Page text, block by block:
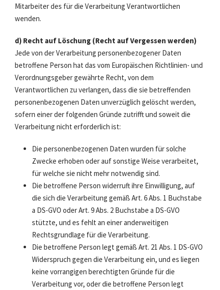
Mitarbeiter des für die Verarbeitung Verantwortlichen
wenden.
d) Recht auf Löschung (Recht auf Vergessen werden)
Jede von der Verarbeitung personenbezogener Daten
betroffene Person hat das vom Europäischen Richtlinien- und
Verordnungsgeber gewährte Recht, von dem
Verantwortlichen zu verlangen, dass die sie betreffenden
personenbezogenen Daten unverzüglich gelöscht werden,
sofern einer der folgenden Gründe zutrifft und soweit die
Verarbeitung nicht erforderlich ist:
Die personenbezogenen Daten wurden für solche
Zwecke erhoben oder auf sonstige Weise verarbeitet,
für welche sie nicht mehr notwendig sind.
Die betroffene Person widerruft ihre Einwilligung, auf
die sich die Verarbeitung gemäß Art. 6 Abs. 1 Buchstabe
a DS-GVO oder Art. 9 Abs. 2 Buchstabe a DS-GVO
stützte, und es fehlt an einer anderweitigen
Rechtsgrundlage für die Verarbeitung.
Die betroffene Person legt gemäß Art. 21 Abs. 1 DS-GVO
Widerspruch gegen die Verarbeitung ein, und es liegen
keine vorrangigen berechtigten Gründe für die
Verarbeitung vor, oder die betroffene Person legt